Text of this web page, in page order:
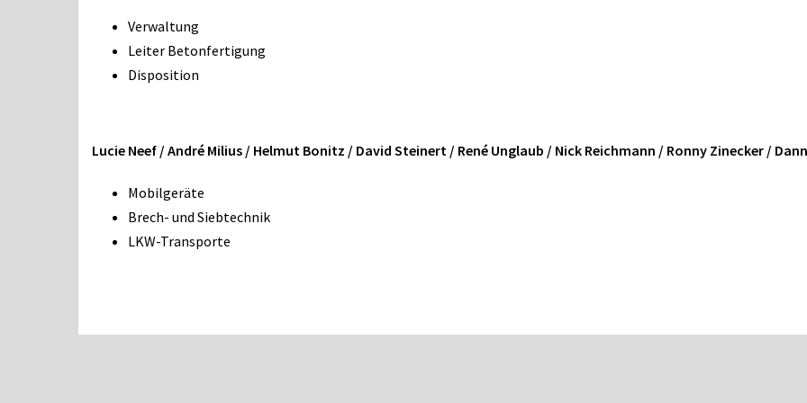
Verwaltung
Leiter Betonfertigung
Disposition
Lucie Neef / André Milius / Helmut Bonitz / David Steinert / René Unglaub / Nick Reichmann / Ronny Zinecker /
Mobilgeräte
Brech- und Siebtechnik
LKW-Transporte